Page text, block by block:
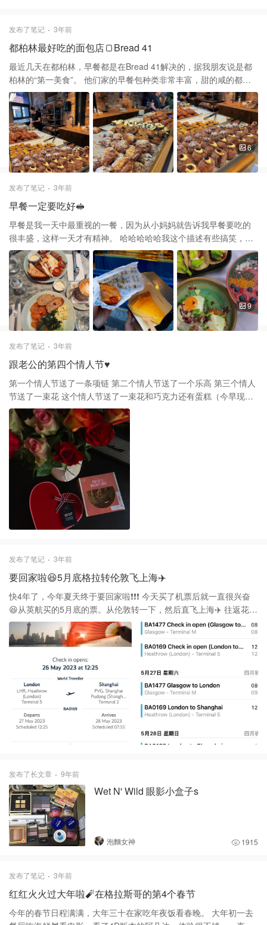
发布了笔记 3年前
都柏林最好吃的面包店🍞Bread 41
最近几天在都柏林，早餐都是在Bread 41解决的，据我朋友说是都
柏林的“第一美食”。 他们家的早餐包种类非常丰富，甜的咸的都很
多！ 我每天都会买4-6个🥐没有踩过雷！ 我最爱吃他家的Cruffin，
就是croissant和muffin的结合版本，太好吃啦啊啊啊啊啊啊啊，真希
望每天都能吃到！ 这家店就在Trinity附近，每天排队的人都超级
多，如果你们去都柏林，一定要去他家尝尝！
6
发布了笔记 3年前
早餐一定要吃好🥪
早餐是我一天中最重视的一餐，因为从小妈妈就告诉我早餐要吃的
很丰盛，这样一天才有精神。 哈哈哈哈哈我这个描述有些搞笑，但
确实是真实想法✨ 我每天早上最常吃的就是自己做的三明治🥪 非常
推荐我的独家吃法：一层面包🍞一层鸡蛋🥚一层番茄片🍅一层面包
🍞一层培根🥓一层苹果片🍎一层生菜🥬一层面包🍞中间再挤上美乃
滋，营养丰富又美味！（成品在最后一张图） 有的时候是牛油果🥑
虾🍤三文鱼🍣鸡蛋🥚三明治 都超级好吃😋 上图都是我最近去外面吃
的一些早餐或者brunch，他们比较好看，发出来给大家看🤭
9
发布了笔记 3年前
跟老公的第四个情人节♥️
第一个情人节送了一条项链 第二个情人节送了一个乐高 第三个情人
节送了一束花 这个情人节送了一束花和巧克力还有蛋糕（今早现去
买的） 男人呀～越来越敷衍🤭
发布了笔记 3年前
要回家啦😆5月底格拉转伦敦飞上海✈️
快4年了，今年夏天终于要回家啦❗️❗️❗️ 今天买了机票后就一直很兴奋
😆从英航买的5月底的票。从伦敦转一下，然后直飞上海✈️ 往返花了
£1060 好期待回家呀🐳🐳🐳
发布了长文章 9年前
Wet N' Wild 眼影小盒子s
泡麵女神 1915
发布了笔记 3年前
红红火火过大年啦🧨在格拉斯哥的第4个春节
今年的春节日程满满，大年三十在家吃年夜饭看春晚。 大年初一去